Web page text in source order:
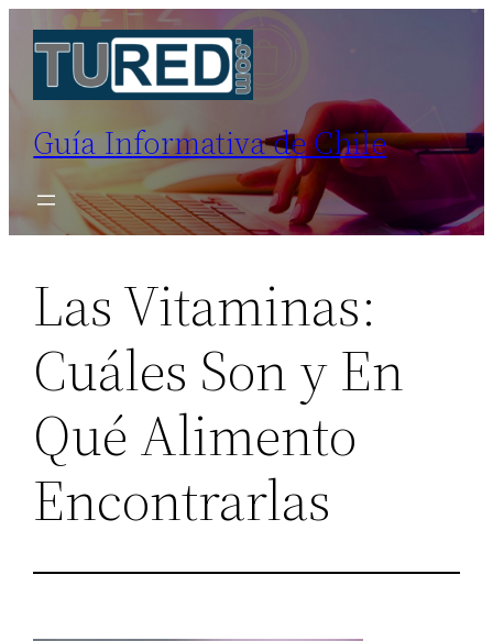
contenido
Guía Informativa de Chile
Las Vitaminas:
Cuáles Son y En
Qué Alimento
Encontrarlas